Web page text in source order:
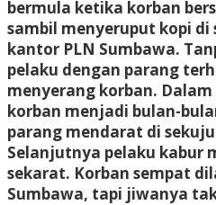
bermula ketika korban
sambil menyeruput kopi di
kantor PLN Sumbawa.
pelaku dengan parang
menyerang korban.
korban menjadi bulan-
parang mendarat di
Selanjutnya pelaku kabur
sekarat. Korban sempat
Sumbawa, tapi jiwanya